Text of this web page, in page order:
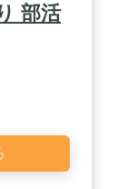
部活